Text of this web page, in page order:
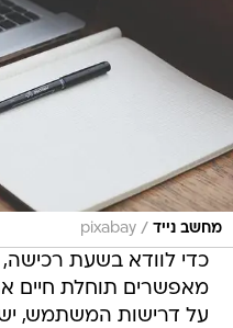
מחשב נייד /
pixabay
כדי לוודא בשעת
מאפשרים תוחלת חיים
על דרישות המשתמש,